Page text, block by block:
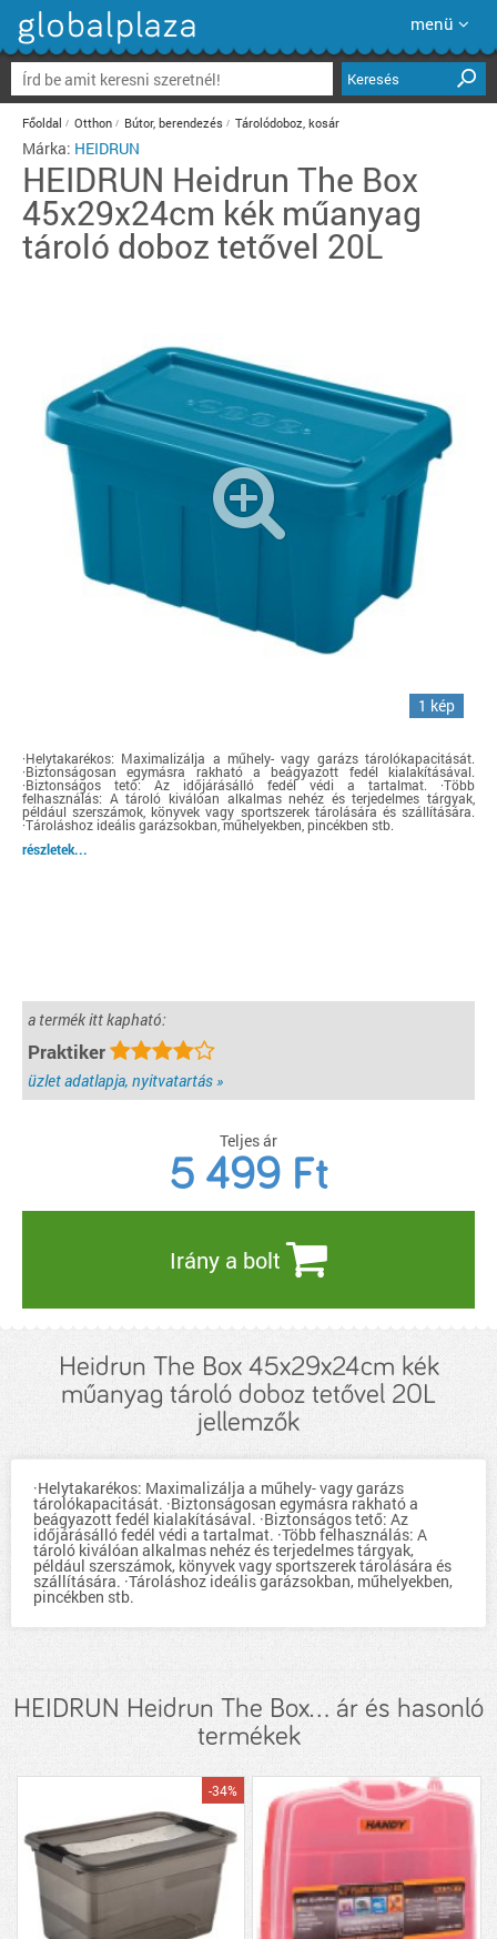
menü
Keresés
Főoldal Otthon Bútor, berendezés Tárolódoboz, kosár
Márka: HEIDRUN
HEIDRUN Heidrun The Box
45x29x24cm kék műanyag
tároló doboz tetővel 20L
1 kép
·Helytakarékos: Maximalizálja a műhely- vagy garázs tárolókapacitását.
·Biztonságosan egymásra rakható a beágyazott fedél kialakításával.
·Biztonságos tető: Az időjárásálló fedél védi a tartalmat. ·Több
felhasználás: A tároló kiválóan alkalmas nehéz és terjedelmes tárgyak,
például szerszámok, könyvek vagy sportszerek tárolására és szállítására.
·Tároláshoz ideális garázsokban, műhelyekben, pincékben stb.
részletek...
a termék itt kapható:
Praktiker
üzlet adatlapja, nyitvatartás »
Teljes ár
5 499 Ft
Irány a bolt
Heidrun The Box 45x29x24cm kék
műanyag tároló doboz tetővel 20L
jellemzők
·Helytakarékos: Maximalizálja a műhely- vagy garázs
tárolókapacitását. ·Biztonságosan egymásra rakható a
beágyazott fedél kialakításával. ·Biztonságos tető: Az
időjárásálló fedél védi a tartalmat. ·Több felhasználás: A
tároló kiválóan alkalmas nehéz és terjedelmes tárgyak,
például szerszámok, könyvek vagy sportszerek tárolására és
szállítására. ·Tároláshoz ideális garázsokban, műhelyekben,
pincékben stb.
HEIDRUN Heidrun The Box... ár és hasonló
termékek
-34%